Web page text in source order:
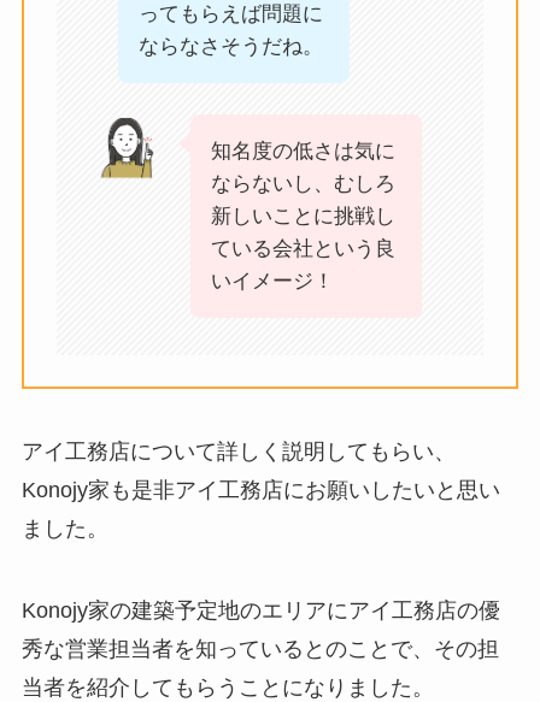
ってもらえば問題に
ならなさそうだね。
知名度の低さは気に
ならないし、むしろ
新しいことに挑戦し
ている会社という良
いイメージ！
アイ工務店について詳しく説明してもらい、
Konojy家も是非アイ工務店にお願いしたいと思い
ました。
Konojy家の建築予定地のエリアにアイ工務店の優
秀な営業担当者を知っているとのことで、その担
当者を紹介してもらうことになりました。